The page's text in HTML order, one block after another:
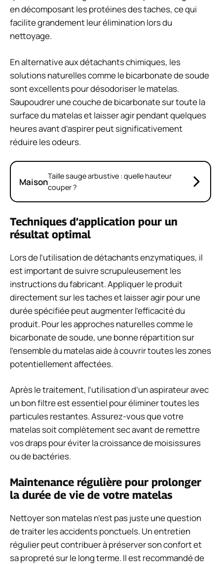
en décomposant les protéines des taches, ce qui
facilite grandement leur élimination lors du
nettoyage.
En alternative aux détachants chimiques, les
solutions naturelles comme le bicarbonate de soude
sont excellents pour désodoriser le matelas.
Saupoudrer une couche de bicarbonate sur toute la
surface du matelas et laisser agir pendant quelques
heures avant d’aspirer peut significativement
réduire les odeurs.
MaisonTaille sauge arbustive : quelle hauteur
couper ?
Techniques d’application pour un
résultat optimal
Lors de l’utilisation de détachants enzymatiques, il
est important de suivre scrupuleusement les
instructions du fabricant. Appliquer le produit
directement sur les taches et laisser agir pour une
durée spécifiée peut augmenter l’efficacité du
produit. Pour les approches naturelles comme le
bicarbonate de soude, une bonne répartition sur
l’ensemble du matelas aide à couvrir toutes les zones
potentiellement affectées.
Après le traitement, l’utilisation d’un aspirateur avec
un bon filtre est essentiel pour éliminer toutes les
particules restantes. Assurez-vous que votre
matelas soit complètement sec avant de remettre
vos draps pour éviter la croissance de moisissures
ou de bactéries.
Maintenance régulière pour prolonger
la durée de vie de votre matelas
Nettoyer son matelas n’est pas juste une question
de traiter les accidents ponctuels. Un entretien
régulier peut contribuer à préserver son confort et
sa propreté sur le long terme. Il est recommandé de